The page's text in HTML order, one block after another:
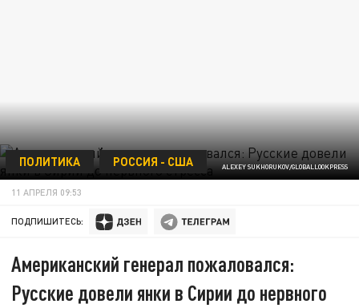
ALEXEY SUKHORUKOV/GLOBALLOOKPRESS
ПОЛИТИКА РОССИЯ - США
11 АПРЕЛЯ 09:53
ПОДПИШИТЕСЬ:
Американский генерал пожаловался:
Русские довели янки в Сирии до нервного